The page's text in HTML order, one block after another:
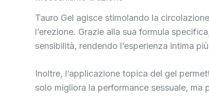
Tauro Gel agisce stimolando la
l’erezione. Grazie alla sua formula
sensibilità, rendendo l’esperienza intima
Inoltre, l’applicazione topica del gel
solo migliora la performance sessuale,